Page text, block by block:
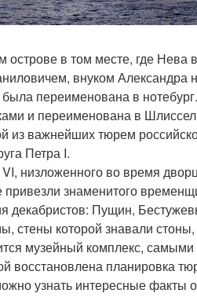
острове в том месте, где
внуком Александра
переименована в
и переименована в
из важнейших тюрем
Петра I.
низложенного во время
знаменитого
декабристов: Пущин,
стены которой знавали
музейный комплекс,
восстановлена планировка
узнать интересные факты